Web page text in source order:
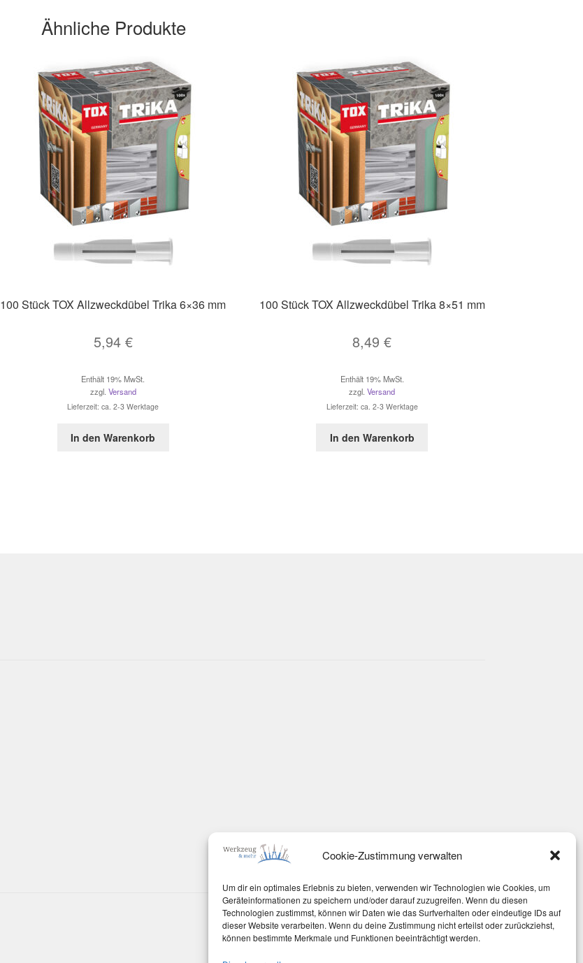
Cookie-Zustimmung verwalten
Um dir ein optimales Erlebnis zu bieten, verwenden wir Technologien wie Cookies, um
Geräteinformationen zu speichern und/oder darauf zuzugreifen. Wenn du diesen
Technologien zustimmst, können wir Daten wie das Surfverhalten oder eindeutige IDs auf
dieser Website verarbeiten. Wenn du deine Zustimmung nicht erteilst oder zurückziehst,
können bestimmte Merkmale und Funktionen beeinträchtigt werden.
Ähnliche Produkte
100 Stück TOX Allzweckdübel Trika 6×36 mm
5,94 €
Enthält 19% MwSt.
zzgl. Versand
Lieferzeit: ca. 2-3 Werktage
In den Warenkorb
100 Stück TOX Allzweckdübel Trika 8×51 mm
8,49€
Enthält 19% MwSt.
zzgl.Versand
Lieferzeit: ca. 2-3 Werktage
In den Warenkorb